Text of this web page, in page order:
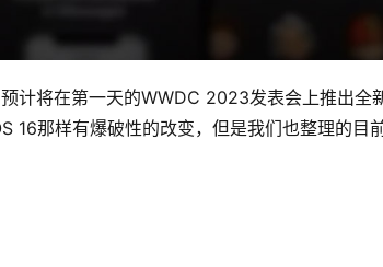
计将在第一天的WWDC 2023发表会上推出全
16那样有爆破性的改变，但是我们也整理的目